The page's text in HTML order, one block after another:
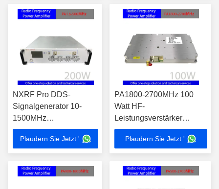
SMA-F
NXRF Pro DDS-
Signalgenerator 10-
1500MHz
Einstellfrequenzsystem
mit Standby-Funktion
Plaudern Sie Jetzt '
PA1800-2700MHz 100
Watt HF-
Leistungsverstärker
Hochintegrationsgerät für
EMV-Tests und
Signalverstärkung
Plaudern Sie Jetzt '